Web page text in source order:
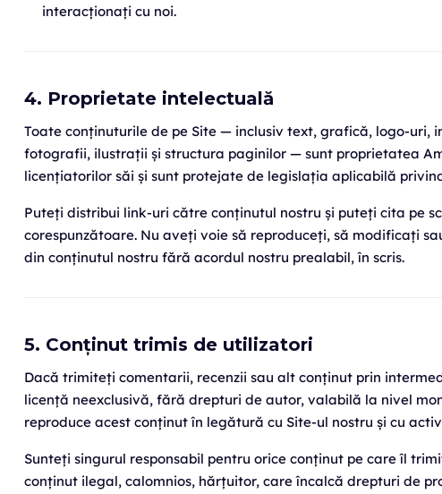
interacționați cu noi.
4. Proprietate intelectuală
Toate conținuturile de pe Site — inclusiv text, grafică, logo-uri,
fotografii, ilustrații și structura paginilor — sunt proprietatea
licențiatorilor săi și sunt protejate de legislația aplicabilă
Puteți distribui link-uri către conținutul nostru și puteți cita pe
corespunzătoare. Nu aveți voie să reproduceți, să modificați
din conținutul nostru fără acordul nostru prealabil, în scris.
5. Conținut trimis de utilizatori
Dacă trimiteți comentarii, recenzii sau alt conținut prin
licență neexclusivă, fără drepturi de autor, valabilă la nivel
reproduce acest conținut în legătură cu Site-ul nostru și cu
Sunteți singurul responsabil pentru orice conținut pe care îl
conținut ilegal, calomnios, hărțuitor, care încalcă drepturi de